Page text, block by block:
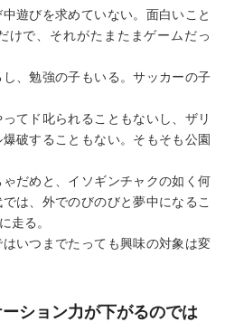
遊びを求めていない。面白いこと
けで、それがたまたまゲームだっ
、勉強の子もいる。サッカーの子
てド叱られることもないし、ザリ
破することもない。そもそも公園
だめと、イソギンチャクの如く何
は、外でのびのびと夢中になるこ
走る。
いつまでたっても興味の対象は変
ション力が下がるのでは